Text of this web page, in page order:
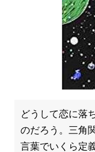
どうして恋に落
のだろう。三角
言葉でいくら定